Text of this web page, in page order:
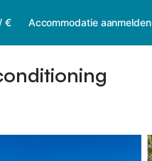
/ € Accommodatie aanmelden